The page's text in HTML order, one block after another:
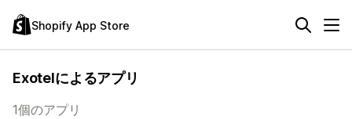
Shopify App Store
Exotelによるアプリ
1個のアプリ